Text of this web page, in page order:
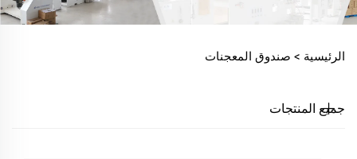
الرئيسية > صندوق المعجنات
جميع المنتجات